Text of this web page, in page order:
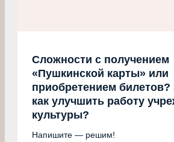
Сложности с получением
«Пушкинской карты» или
приобретением билетов?
как улучшить работу
культуры?
Напишите — решим!